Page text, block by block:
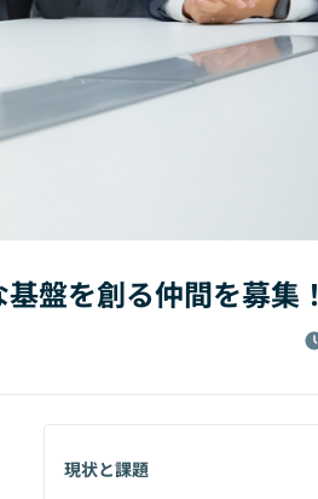
盤を創る仲間を募集！
現状と課題